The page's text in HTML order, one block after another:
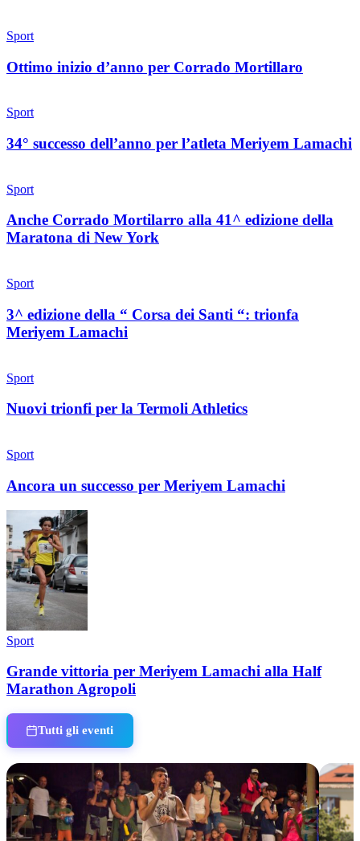
Sport
Ottimo inizio d’anno per Corrado Mortillaro
Sport
34° successo dell’anno per l’atleta Meriyem Lamachi
Sport
Anche Corrado Mortilarro alla 41^ edizione della
Maratona di New York
Sport
3^ edizione della “ Corsa dei Santi “: trionfa
Meriyem Lamachi
Sport
Nuovi trionfi per la Termoli Athletics
Sport
Ancora un successo per Meriyem Lamachi
Sport
Grande vittoria per Meriyem Lamachi alla Half
Marathon Agropoli
Tutti gli eventi